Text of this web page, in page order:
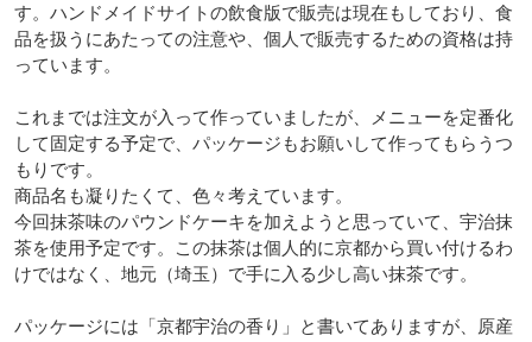
す。ハンドメイドサイトの飲食版で販売は現在もしており、食
品を扱うにあたっての注意や、個人で販売するための資格は持
っています。
これまでは注文が入って作っていましたが、メニューを定番化
して固定する予定で、パッケージもお願いして作ってもらうつ
もりです。
商品名も凝りたくて、色々考えています。
今回抹茶味のパウンドケーキを加えようと思っていて、宇治抹
茶を使用予定です。この抹茶は個人的に京都から買い付けるわ
けではなく、地元（埼玉）で手に入る少し高い抹茶です。
パッケージには「京都宇治の香り」と書いてありますが、原産